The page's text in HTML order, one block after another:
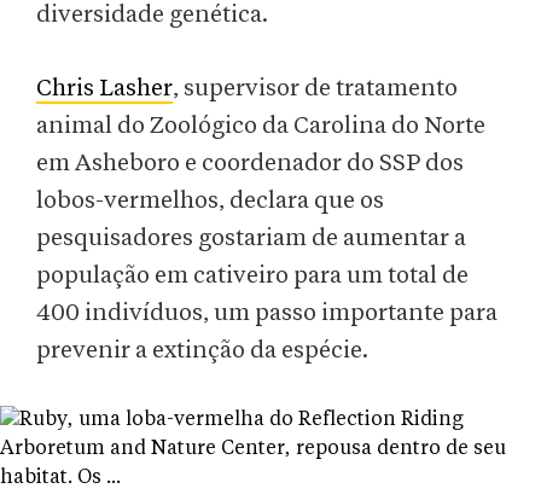
diversidade genética.
Chris Lasher, supervisor de tratamento
animal do Zoológico da Carolina do Norte
em Asheboro e coordenador do SSP dos
lobos-vermelhos, declara que os
pesquisadores gostariam de aumentar a
população em cativeiro para um total de
400 indivíduos, um passo importante para
prevenir a extinção da espécie.